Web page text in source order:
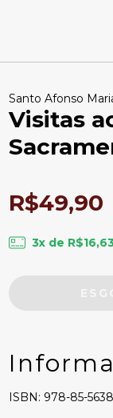
Santo Afonso
Visitas
R$49,90
3x de
ISBN: 978-85-